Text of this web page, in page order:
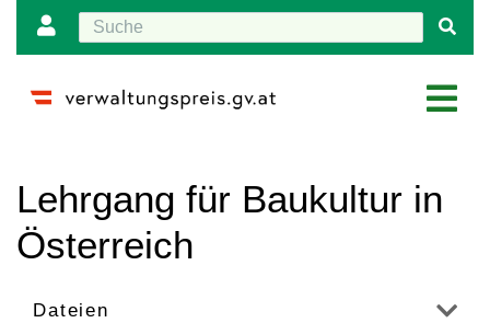
Lehrgang für Baukultur in
Österreich
Dateien